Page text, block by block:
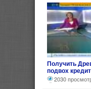
Получить
подвох
2030